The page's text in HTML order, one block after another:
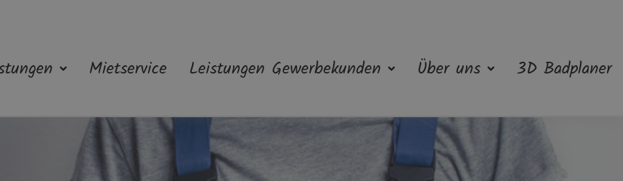
Mietservice Leistungen Gewerbekunden Über uns 3D Badplaner